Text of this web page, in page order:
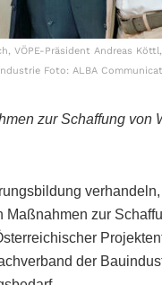
VÖPE-Präsident Andreas
Foto: ALBA
zur Schaffung von
Maßnahmen zur
der